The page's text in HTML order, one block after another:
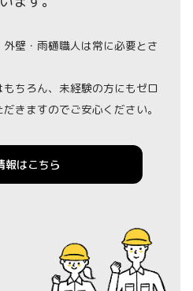
壁・雨樋職人は常に必要とさ
ちろん、未経験の方にもゼロ
きますのでご安心ください。
報はこちら